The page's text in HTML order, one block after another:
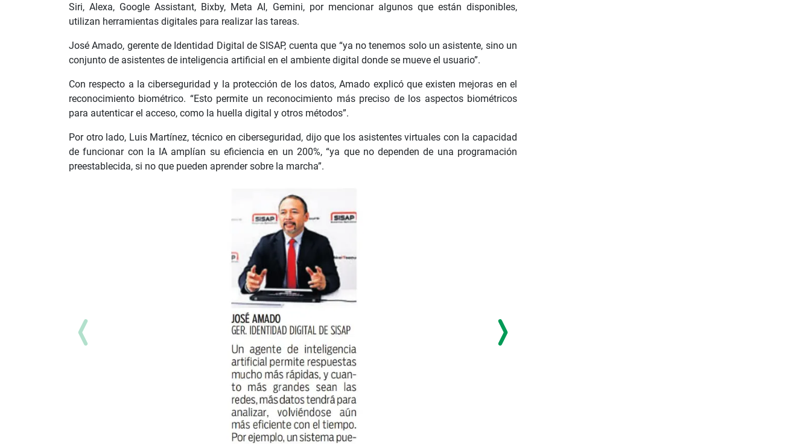
Siri, Alexa, Google Assistant, Bixby, Meta AI, Gemini, por mencionar algunos que están disponibles,
utilizan herramientas digitales para realizar las tareas.
José Amado, gerente de Identidad Digital de SISAP, cuenta que “ya no tenemos solo un asistente, sino un
conjunto de asistentes de inteligencia artificial en el ambiente digital donde se mueve el usuario”.
Con respecto a la ciberseguridad y la protección de los datos, Amado explicó que existen mejoras en el
reconocimiento biométrico. “Esto permite un reconocimiento más preciso de los aspectos biométricos
para autenticar el acceso, como la huella digital y otros métodos”.
Por otro lado, Luis Martínez, técnico en ciberseguridad, dijo que los asistentes virtuales con la capacidad
de funcionar con la IA amplían su eficiencia en un 200%, “ya que no dependen de una programación
preestablecida, si no que pueden aprender sobre la marcha”.